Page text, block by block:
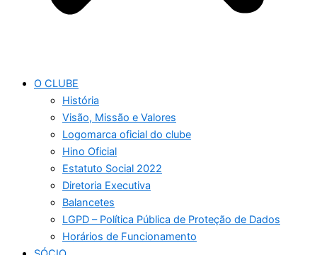
O CLUBE
História
Visão, Missão e Valores
Logomarca oficial do clube
Hino Oficial
Estatuto Social 2022
Diretoria Executiva
Balancetes
LGPD – Política Pública de Proteção de Dados
Horários de Funcionamento